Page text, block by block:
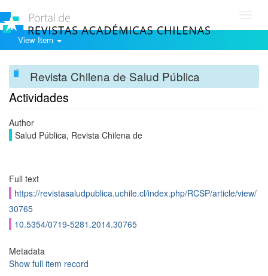
View Item
Revista Chilena de Salud Pública
Actividades
Author
Salud Pública, Revista Chilena de
Full text
https://revistasaludpublica.uchile.cl/index.php/RCSP/article/view/
30765
10.5354/0719-5281.2014.30765
Metadata
Show full item record